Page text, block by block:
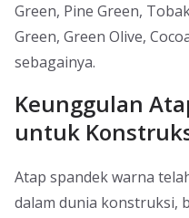
Green, Pine Green,
Green, Green Olive,
sebagainya.
Keunggulan
untuk
Atap spandek warna
dalam dunia konstruksi,